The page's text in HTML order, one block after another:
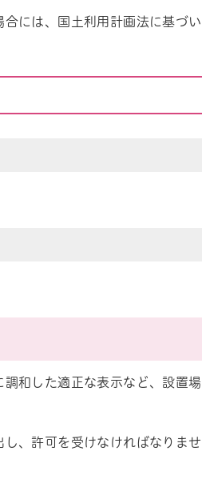
には、国土利用計画法に基づ
和した適正な表示など、設置
、許可を受けなければなりま